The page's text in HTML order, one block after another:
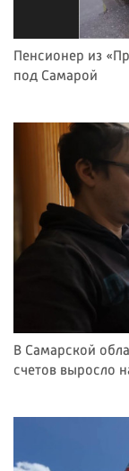
Пенсионер из
под Самарой
В Самарской
счетов выросло